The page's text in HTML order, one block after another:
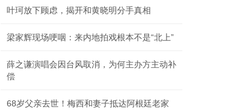
叶珂放下顾虑，揭开和黄晓明分手真相
梁家辉现场哽咽：来内地拍戏根本不是“北上”
薛之谦演唱会因台风取消，为何主办方主动补
偿
68岁父亲去世！梅西和妻子抵达阿根廷老家